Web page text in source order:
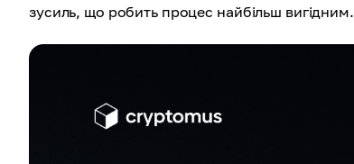
зусиль, що робить процес найбільш вигідним.